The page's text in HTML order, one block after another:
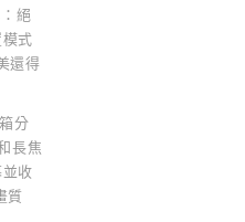
絕
式
還得
分
長焦
收
質